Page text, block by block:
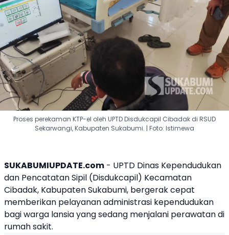
Proses perekaman KTP-el oleh UPTD Disdukcapil Cibadak di RSUD
Sekarwangi, Kabupaten Sukabumi. | Foto: Istimewa
SUKABUMIUPDATE.com - UPTD Dinas Kependudukan
dan Pencatatan Sipil (Disdukcapil) Kecamatan
Cibadak, Kabupaten Sukabumi, bergerak cepat
memberikan pelayanan administrasi kependudukan
bagi warga lansia yang sedang menjalani perawatan di
rumah sakit.